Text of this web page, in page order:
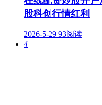
股科创行情红利
2026-5-29 93阅读
4